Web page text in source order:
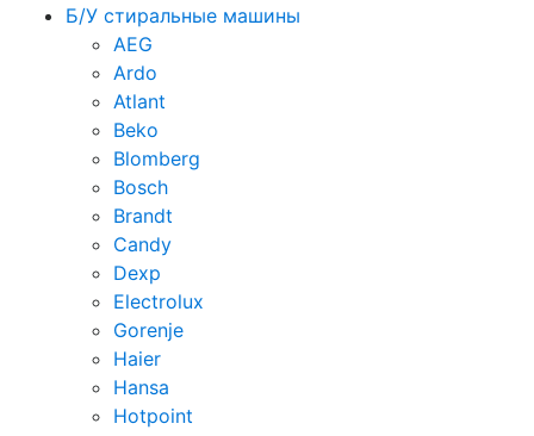
Б/У стиральные машины
AEG
Ardo
Atlant
Beko
Blomberg
Bosch
Brandt
Candy
Dexp
Electrolux
Gorenje
Haier
Hansa
Hotpoint